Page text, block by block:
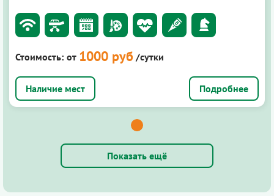
Стоимость: от 1000 руб /сутки
Подробнее
Показать ещё